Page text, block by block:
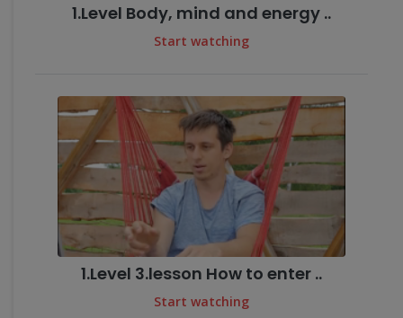
1.Level Body, mind and energy ..
Start watching
1.Level 3.lesson How to enter ..
Start watching